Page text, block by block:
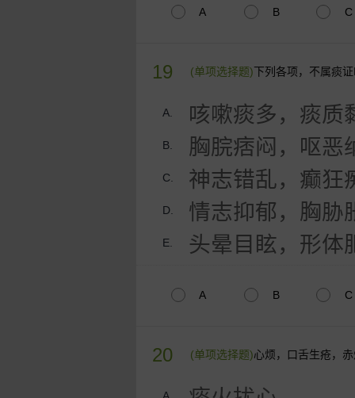
A B C
19 (单项选择题)下列各项，不属痰
A. 咳嗽痰多，痰质
B. 胸脘痞闷，呕恶
C. 神志错乱，癫狂
D. 情志抑郁，胸胁
E. 头晕目眩，形体
A B C
20 (单项选择题)心烦，口舌生疮，